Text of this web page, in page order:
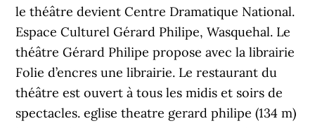
le théâtre devient Centre Dramatique National.
Espace Culturel Gérard Philipe, Wasquehal. Le
théâtre Gérard Philipe propose avec la librairie
Folie d’encres une librairie. Le restaurant du
théâtre est ouvert à tous les midis et soirs de
spectacles. eglise theatre gerard philipe (134 m)